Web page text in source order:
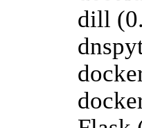
dill